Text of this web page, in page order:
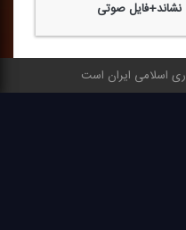
نشاند+فایل صوتی
اسلامی ایران است